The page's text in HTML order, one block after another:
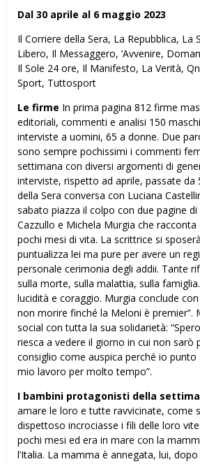
Dal 30 aprile al 6 maggio 2023
Il Corriere della Sera, La Repubblica, La
Libero, Il Messaggero, ’Avvenire,
Il Sole 24 ore, Il Manifesto, La Verità,
Sport, Tuttosport
Le firme In prima pagina 812 firme
editoriali, commenti e analisi 150
interviste a uomini, 65 a donne. Due
sono sempre pochissimi i commenti
settimana con diversi argomenti di
interviste, rispetto ad aprile, passate da
della Sera conversa con Luciana
sabato piazza il colpo con due pagine
Cazzullo e Michela Murgia che
pochi mesi di vita. La scrittrice si
puntualizza lei ma pure per avere un
personale cerimonia degli addii. Tante
sulla morte, sulla malattia, sulla
lucidità e coraggio. Murgia conclude
non morire finché la Meloni è premier”.
social con tutta la sua solidarietà:
riesca a vedere il giorno in cui non sarò
consiglio come auspica perché io punto
mio lavoro per molto tempo”.
I bambini protagonisti della
amare le loro e tutte ravvicinate, come
dispettoso incrociasse i fili delle loro
pochi mesi ed era in mare con la
l’Italia. La mamma è annegata, lui,